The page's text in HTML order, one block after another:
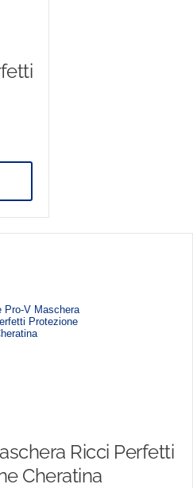
Cheratina